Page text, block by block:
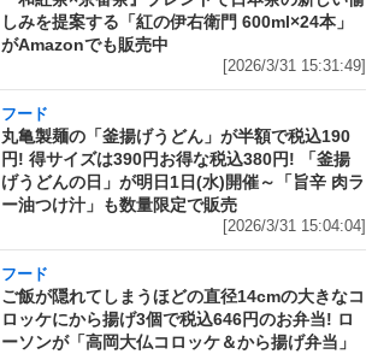
しみを提案する「紅の伊右衛門 600ml×24本」
がAmazonでも販売中
[2026/3/31 15:31:49]
フード
丸亀製麺の「釜揚げうどん」が半額で税込190
円! 得サイズは390円お得な税込380円! 「釜揚
げうどんの日」が明日1日(水)開催～「旨辛 肉ラ
ー油つけ汁」も数量限定で販売
[2026/3/31 15:04:04]
フード
ご飯が隠れてしまうほどの直径14cmの大きなコ
ロッケにから揚げ3個で税込646円のお弁当! ロ
ーソンが「高岡大仏コロッケ＆から揚げ弁当」